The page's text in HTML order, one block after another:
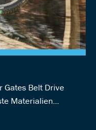
Gates Belt Drive
Materialien...